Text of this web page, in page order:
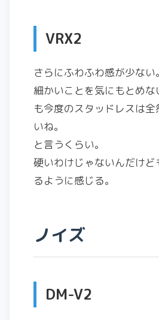
VRX2
さらにふわふわ感が少ない
細かいことを気にもとめ
も今度のスタッドレスは
いね。
と言うくらい。
硬いわけじゃないんだけど
るように感じる。
ノイズ
DM-V2